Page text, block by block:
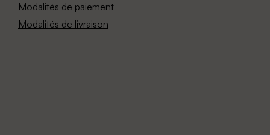
Modalités de paiement
Modalités de livraison